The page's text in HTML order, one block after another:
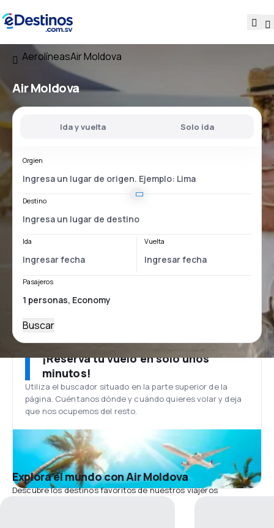
AerolíneasAir Moldova
Air Moldova
Ida y vuelta Solo ida
Orgien
Destino
Ida Vuelta
Pasajeros
Buscar
¡Reserva tu vuelo en solo unos
minutos!
Utiliza el buscador situado en la parte superior de la
página. Cuéntanos dónde y cuándo quieres volar y deja
que nos ocupemos del resto.
Explora el mundo con Air Moldova
Descubre los destinos favoritos de nuestros viajeros